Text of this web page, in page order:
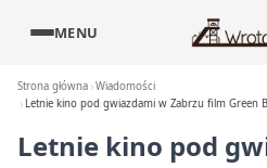
MENU
Strona główna Wiadomości
Letnie kino pod gwiazdami w Zabrzu film Green
Letnie kino pod